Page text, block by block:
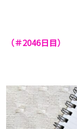
（＃2046日目）